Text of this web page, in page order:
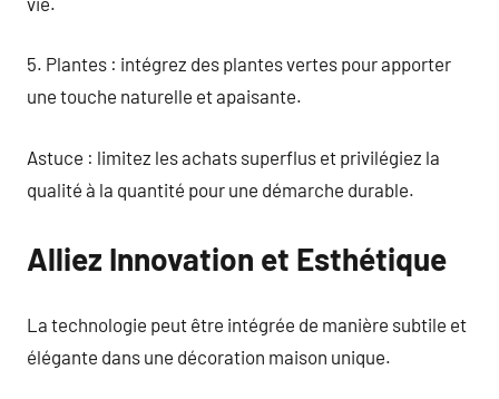
5. Plantes : intégrez des plantes vertes pour apporter
une touche naturelle et apaisante.
Astuce : limitez les achats superflus et privilégiez la
qualité à la quantité pour une démarche durable.
Alliez Innovation et Esthétique
La technologie peut être intégrée de manière subtile et
élégante dans une décoration maison unique.